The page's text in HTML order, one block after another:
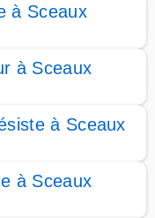
à Sceaux
à Sceaux
à Sceaux
à Sceaux